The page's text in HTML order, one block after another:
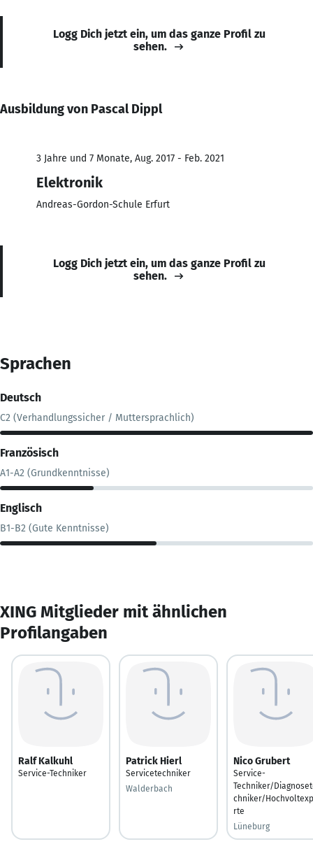
Logg Dich jetzt ein, um das ganze Profil zu
sehen.
Ausbildung von Pascal Dippl
3 Jahre und 7 Monate, Aug. 2017 - Feb. 2021
Elektronik
Andreas-Gordon-Schule Erfurt
Logg Dich jetzt ein, um das ganze Profil zu
sehen.
Sprachen
Deutsch
C2 (Verhandlungssicher / Muttersprachlich)
Französisch
A1-A2 (Grundkenntnisse)
Englisch
B1-B2 (Gute Kenntnisse)
XING Mitglieder mit ähnlichen
Profilangaben
Ralf Kalkuhl
Service-Techniker
Patrick Hierl
Servicetechniker
Walderbach
Nico Grubert
Service-
Techniker/
chniker/
rte
Lüneburg